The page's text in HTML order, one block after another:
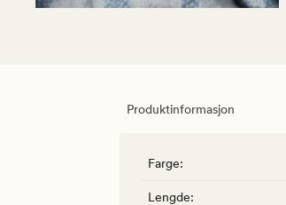
Produktinformasjon
Farge:
Lengde: